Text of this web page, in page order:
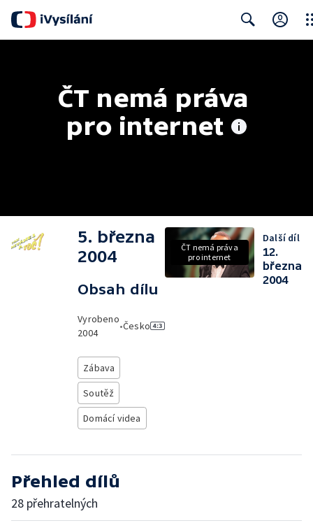
ČT nemá práva
pro internet
5. března
2004
Obsah dílu
Vyrobeno
2004
•Česko
Zábava
Soutěž
Domácí videa
ČT nemá práva
pro internet
Další díl
12.
března
2004
Přehled dílů
28 přehratelných